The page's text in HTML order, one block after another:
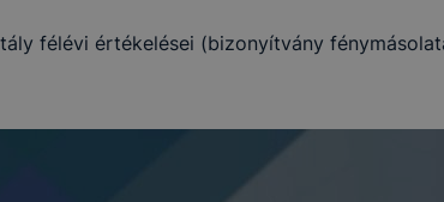
félévi értékelései (bizonyítvány
a honlap használatát.
nem gyűjt és nem tárol személyes